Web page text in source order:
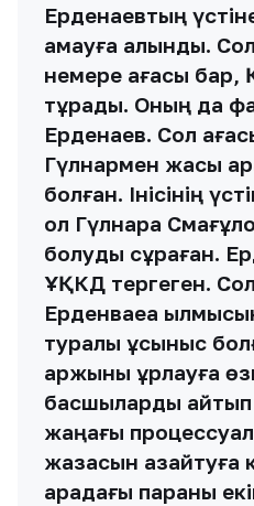
Ерденаевтың
қамауға алынды.
немере ағасы бар,
тұрады. Оның да
Ерденаев. Сол
Гүлнармен жақсы
болған. Інісінің
ол Гүлнара
болуды сұраған.
ҰҚКД тергеген.
Ерденваеқа
туралы ұсыныс
қаржыны ұрлауға
басшыларды
жаңағы
жазасын азайтуға
арадағы параны